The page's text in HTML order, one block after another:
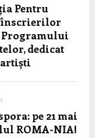
Pentru
înscrierilor
Programului
dedicat
pe 21 mai
ROMA-NIA!